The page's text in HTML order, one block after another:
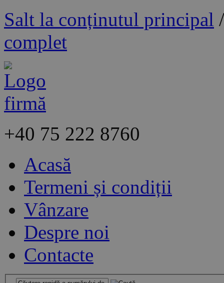
Salt la conținutul principal
complet
+40 75 222 8760
Acasă
Termeni și condiții
Vânzare
Despre noi
Contacte